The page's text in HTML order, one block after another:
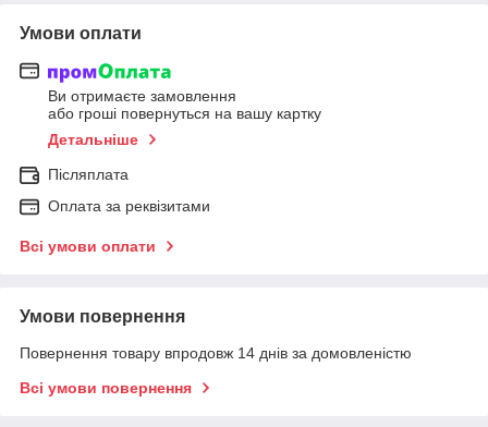
Умови оплати
Ви отримаєте замовлення
або гроші повернуться на вашу картку
Детальніше
Післяплата
Оплата за реквізитами
Всі умови оплати
Умови повернення
Повернення товару впродовж 14 днів за домовленістю
Всі умови повернення